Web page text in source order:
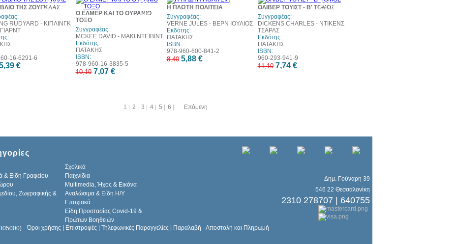
30%
έκπτωση
ΤΗΣ ΖΟΥΓΚΛΑΣ
RUDYARD - ΚΙΠΛΙΝΓΚ
16-6291-6
€
30%
web
Ο ΕΛΜΕΡ ΚΑΙ ΤΟ ΟΥΡΑΝΙΟ
ΤΟΞΟ
Συγγραφέας:
MCKEE DAVID - ΜΑΚΙ ΝΤΕΪΒΙΝΤ
Εκδότης:
ΠΑΤΑΚΗΣ
ISBN:
978-960-16-3835-5
10,10 7,07 €
30%
Η ΠΛΩΤΗ ΠΟΛΙΤΕΙΑ
Συγγραφέας:
VERNE JULES - ΒΕΡΝ ΙΟΥΛΙΟΣ
Εκδότης:
ΠΑΤΑΚΗΣ
ISBN:
978-960-600-841-2
8,40 5,88 €
30%
έκπτωση
ΟΛΙΒΕΡ ΤΟΥΙΣΤ - Β' ΤΟΜΟΣ
Συγγραφέας:
DICKENS CHARLES - ΝΤΙΚΕΝΣ
ΤΣΑΡΛΣ
Εκδότης:
ΠΑΤΑΚΗΣ
ISBN:
960-293-941-9
11,10 7,74 €
1 2 3 4 5 6 Επόμενη
Σχολικά
& Είδη Γραφείου
Παιχνίδια
Multimedia, Ήχος & Εικόνα
Ζωγραφικής &
Αναλώσιμα & Είδη Η/Υ
Εποχιακά
Είδη Προστασίας Covid-19 &
Πρώτων Βοηθειών
Όροι χρήσης Επιστροφές Τηλεφωνικές Παραγγελίες Παραλαβή - Αποστολή και Πληρωμή
Δημ. Γούναρη 39
546 22 Θεσσαλονίκη
2310 278707 | 640755